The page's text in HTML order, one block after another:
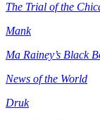
The Trial of the
Mank
Ma Rainey’s Black
News of the World
Druk